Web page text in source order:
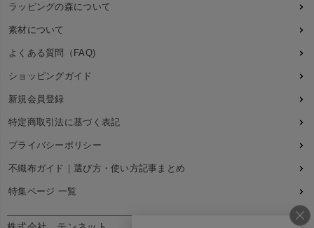
ラッピングの森について
素材について
よくある質問（FAQ)
ショッピングガイド
新規会員登録
特定商取引法に基づく表記
プライバシーポリシー
不織布ガイド｜選び方・使い方記事まとめ
特集ページ 一覧